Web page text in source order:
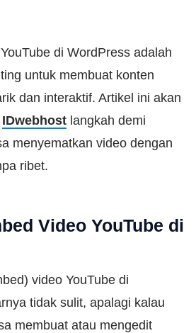
di WordPress adalah
untuk membuat konten
dan interaktif. Artikel ini akan
IDwebhost langkah demi
menyematkan video dengan
ribet.
Video YouTube di
video YouTube di
tidak sulit, apalagi kalau
membuat atau mengedit